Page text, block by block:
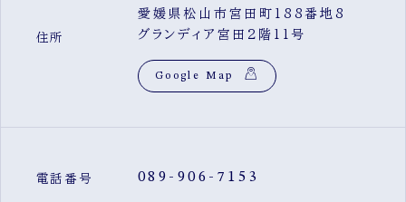
住所
愛媛県松山市宮田町188番地8
グランディア宮田2階11号
Google Map
電話番号 089-906-7153